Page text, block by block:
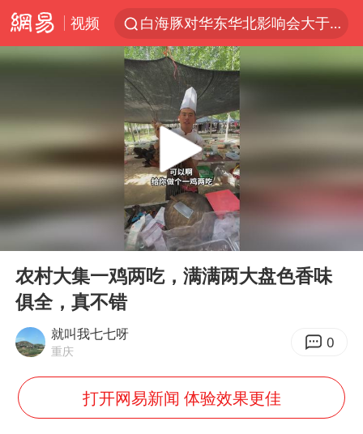
视频
白海豚对华东华北影响会大于巴威
浙江省甬江发生2026年第1号洪水
独闯南太行的失联女生最后轨迹已确认
美将每月供乌爱国者拦截导弹
全球最大级别运输船通过长江大桥
上门女婿出轨女邻居多年被判重婚罪
香港刷新1884年以来最高气温纪录
猫咪过火把节被抹成黑猫
Play
农村大集一鸡两吃，满满两大盘色香味
俱全，真不错
就叫我七七呀
重庆 0
打开网易新闻 体验效果更佳